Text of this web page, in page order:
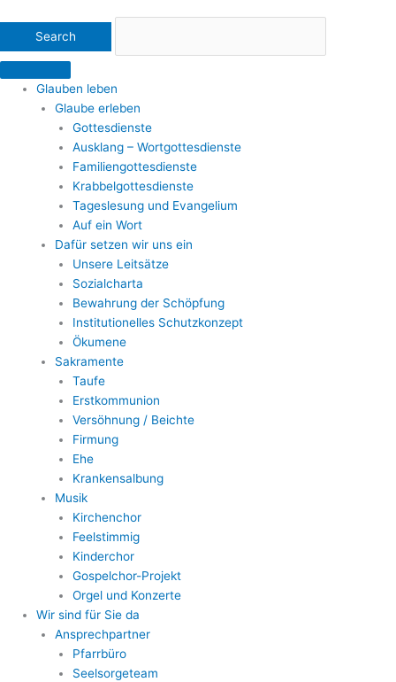
Glauben leben
Glaube erleben
Gottesdienste
Ausklang – Wortgottesdienste
Familiengottesdienste
Krabbelgottesdienste
Tageslesung und Evangelium
Auf ein Wort
Dafür setzen wir uns ein
Unsere Leitsätze
Sozialcharta
Bewahrung der Schöpfung
Institutionelles Schutzkonzept
Ökumene
Sakramente
Taufe
Erstkommunion
Versöhnung / Beichte
Firmung
Ehe
Krankensalbung
Musik
Kirchenchor
Feelstimmig
Kinderchor
Gospelchor-Projekt
Orgel und Konzerte
Wir sind für Sie da
Ansprechpartner
Pfarrbüro
Seelsorgeteam